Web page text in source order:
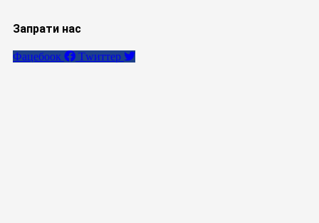
Запрати нас
Фацебоок Тwиттер